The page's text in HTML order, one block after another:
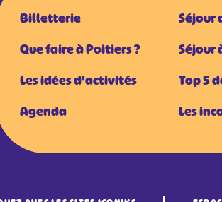
Billetterie
Que faire à Poitiers ?
Les idées d'activités
Agenda
Séjour
Séjour
Top 5
Les